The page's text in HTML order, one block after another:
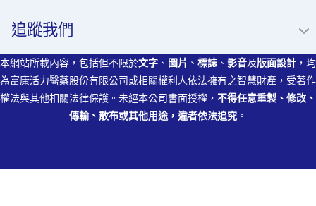
追蹤我們
本網站所載內容，包括但不限於文字 、 圖片 、 標誌 、 影音及版面設計 ，均
為富康活力醫藥股份有限公司或相關權利人依法擁有之智慧財產，受著作
權法與其他相關法律保護。未經本公司書面授權， 不得任意重製、修改、
傳輸、散布或其他用途，違者依法追究 。